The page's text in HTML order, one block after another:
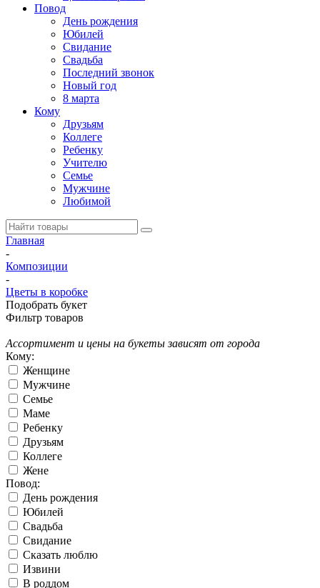
Повод
День рождения
Юбилей
Свидание
Свадьба
Последний звонок
Новый год
8 марта
Кому
Друзьям
Коллеге
Ребенку
Учителю
Семье
Мужчине
Любимой
Главная
-
Композиции
-
Цветы в коробке
Подобрать букет
Фильтр товаров
Ассортимент и цены на букеты зависят от города
Кому:
Женщине
Мужчине
Семье
Маме
Ребенку
Друзьям
Коллеге
Жене
Повод:
День рождения
Юбилей
Свадьба
Свидание
Сказать люблю
Извини
В роддом